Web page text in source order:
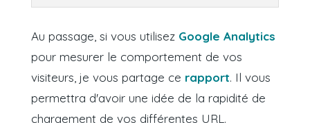
Au passage, si vous utilisez Google Analytics
pour mesurer le comportement de vos
visiteurs, je vous partage ce rapport. Il vous
permettra d'avoir une idée de la rapidité de
chargement de vos différentes URL.